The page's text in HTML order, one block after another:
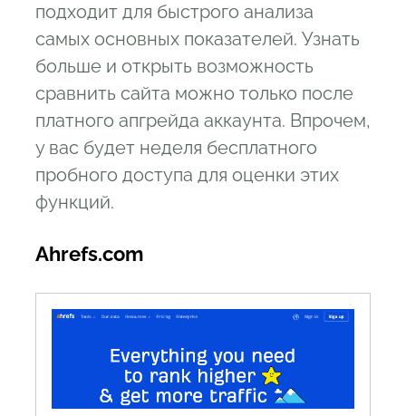
подходит для быстрого анализа
самых основных показателей. Узнать
больше и открыть возможность
сравнить сайта можно только после
платного апгрейда аккаунта. Впрочем,
у вас будет неделя бесплатного
пробного доступа для оценки этих
функций.
Ahrefs.com